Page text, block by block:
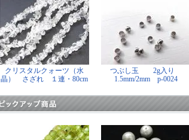
クリスタルクォーツ（水
晶） さざれ １連・80cm
つぶし玉 2g入り
1.5mm/2mm p-0024